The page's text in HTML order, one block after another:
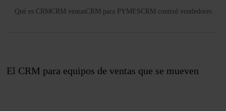
Qué es CRM CRM ventasCRM para PYMESCRM control vendedores
El CRM para equipos de ventas que se mueven